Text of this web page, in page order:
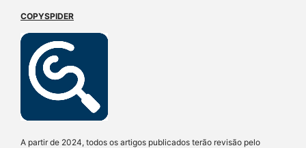
COPYSPIDER
A partir de 2024, todos os artigos publicados terão revisão pelo